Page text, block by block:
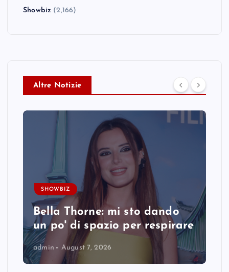
Showbiz (2,166)
Altre Notizie
SHOWBIZ
Bella Thorne: mi sto dando
un po' di spazio per respirare
admin August 7, 2026